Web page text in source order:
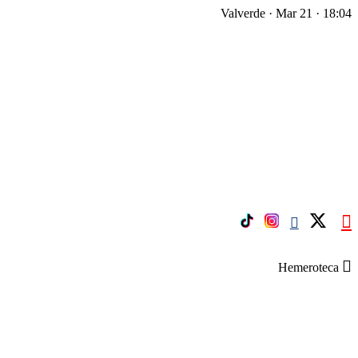
Valverde · Mar 21 · 18:04
Hemeroteca